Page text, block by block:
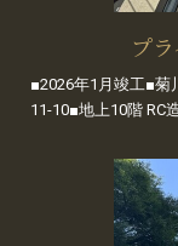
プ
■2026年1月竣工■菊
11-10■地上10階 RC